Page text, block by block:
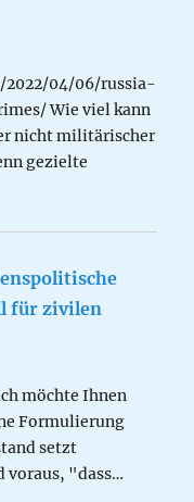
04/06/russia-
Wie viel kann
nicht militärischer
gezielte
für zivilen
möchte Ihnen
Formulierung
setzt
voraus, "dass…